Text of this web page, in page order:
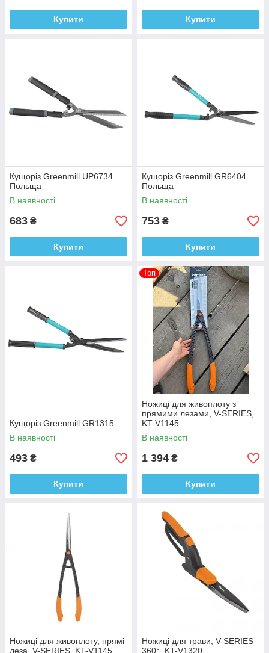
Купити Купити
Кущоріз Greenmill UP6734
Польща
В наявності
683 ₴
Купити
Кущоріз Greenmill GR6404
Польща
В наявності
753 ₴
Купити
Кущоріз Greenmill GR1315
В наявності
493 ₴
Купити
Топ
Ножиці для живоплоту з
прямими лезами, V-SERIES,
KT-V1145
В наявності
1 394 ₴
Купити
Ножиці для живоплоту, прямі
леза, V-SERIES, KT-V1145
Ножиці для трави, V-SERIES
360°, KT-V1320